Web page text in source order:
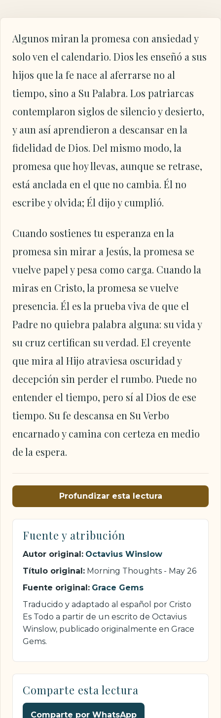
Algunos miran la promesa con ansiedad y
solo ven el calendario. Dios les enseñó a sus
hijos que la fe nace al aferrarse no al
tiempo, sino a Su Palabra. Los patriarcas
contemplaron siglos de silencio y desierto,
y aun así aprendieron a descansar en la
fidelidad de Dios. Del mismo modo, la
promesa que hoy llevas, aunque se retrase,
está anclada en el que no cambia. Él no
escribe y olvida; Él dijo y cumplió.
Cuando sostienes tu esperanza en la
promesa sin mirar a Jesús, la promesa se
vuelve papel y pesa como carga. Cuando la
miras en Cristo, la promesa se vuelve
presencia. Él es la prueba viva de que el
Padre no quiebra palabra alguna: su vida y
su cruz certifican su verdad. El creyente
que mira al Hijo atraviesa oscuridad y
decepción sin perder el rumbo. Puede no
entender el tiempo, pero sí al Dios de ese
tiempo. Su fe descansa en Su Verbo
encarnado y camina con certeza en medio
de la espera.
Profundizar esta lectura
Fuente y atribución
Autor original: Octavius Winslow
Título original: Morning Thoughts - May 26
Fuente original: Grace Gems
Traducido y adaptado al español por Cristo
Es Todo a partir de un escrito de Octavius
Winslow, publicado originalmente en Grace
Gems.
Comparte esta lectura
Comparte por WhatsApp